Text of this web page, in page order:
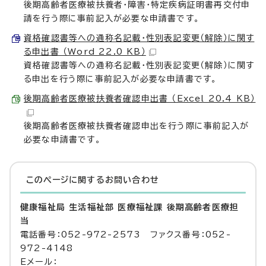
後期高齢者医療被扶養者・障害・特定疾病証明書再交付申
請を行う際に事前記入が必要な申請書です。
資格確認書等への通称名記載・性別表記変更（解除）に関す
る申出書 （Word 22.0 KB）
資格確認書等への通称名記載・性別表記変更（解除）に関す
る申出を行う際に事前記入が必要な申請書です。
後期高齢者医療被扶養者確認申出書 （Excel 20.4 KB）
後期高齢者医療被扶養者確認申出を行う際に事前記入が
必要な申請書です。
このページに関する お問い合わせ
健康福祉局 生活福祉部 医療福祉課 後期高齢者医療担
当
電話番号：052-972-2573 ファクス番号：052-
972-4148
Eメール：